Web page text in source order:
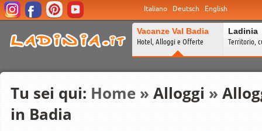
Italiano Deutsch English
Vacanze Val Badia
Hotel, Alloggi e Offerte
Ladinia
Territorio,
Tu sei qui: Home » Alloggi »
in Badia